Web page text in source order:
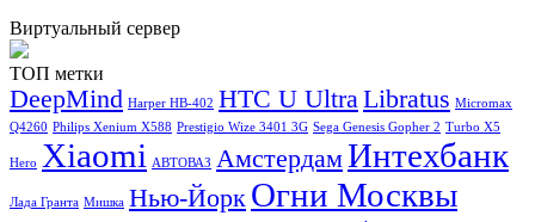
Виртуальный сервер
ТОП метки
DeepMind Harper HB-402 HTC U UltraLibratus Micromax
Q4260 Philips Xenium X588 Prestigio Wize 3401 3G Sega Genesis Gopher 2 Turbo X5
Hero Xiaomi АВТОВАЗ АмстердамИнтехбанк
Лада Гранта Мишка Нью-Йорк Огни Москвы